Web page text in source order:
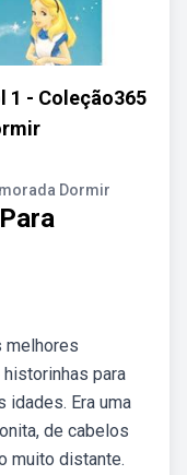
1 - Coleção365
Dormir
melhores
para
idades. Era uma
de cabelos
muito distante.